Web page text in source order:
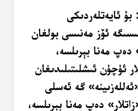
ئايەتلەردىكى
ئۆز مەنىسى بولغان
دەپ مەنا بېرىلسە،
ئۈچۈن ئىشلىتىلىدىغان
گە ئەسلى
دەپ مەنا بېرىلسە،